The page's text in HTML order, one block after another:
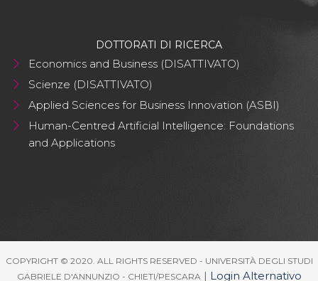
DOTTORATI DI RICERCA
Economics and Business (DISATTIVATO)
Scienze (DISATTIVATO)
Applied Sciences for Business Innovation (ASBI)
Human-Centred Artificial Intelligence: Foundations
and Applications
COPYRIGHT © 2020. ALL RIGHTS RESERVED - UNIVERSITÀ DEGLI STUDI
GABRIELE D'ANNUNZIO - CHIETI/PESCARA| Login Alternativo